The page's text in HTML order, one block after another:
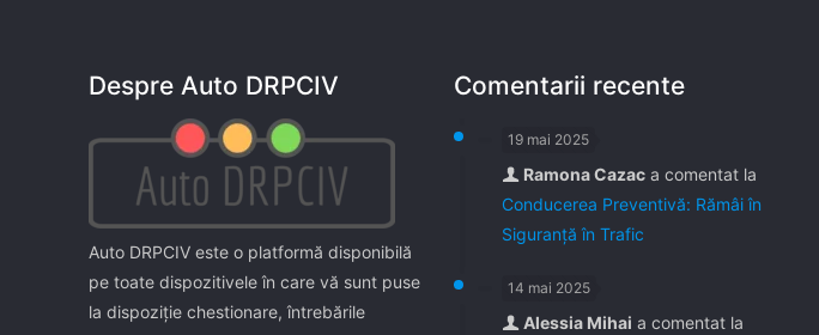
Despre Auto DRPCIV
Auto DRPCIV este o platformă disponibilă
pe toate dispozitivele în care vă sunt puse
la dispoziţie chestionare, întrebările
Comentarii recente
19 mai 2025
Ramona Cazac a comentat la
Conducerea Preventivă: Rămâi în
Siguranță în Trafic
14 mai 2025
Alessia Mihai a comentat la